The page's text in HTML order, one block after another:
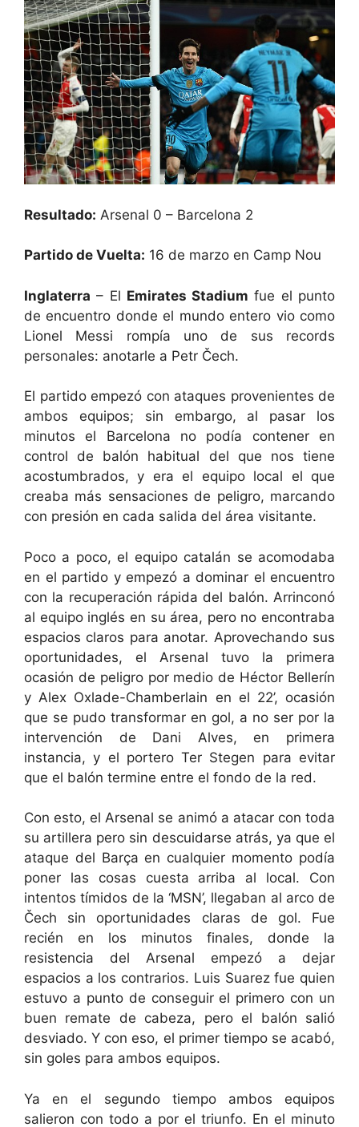
Resultado: Arsenal 0 – Barcelona 2
Partido de Vuelta: 16 de marzo en Camp Nou
Inglaterra – El Emirates Stadium fue el punto
de encuentro donde el mundo entero vio como
Lionel Messi rompía uno de sus records
personales: anotarle a Petr Čech.
El partido empezó con ataques provenientes de
ambos equipos; sin embargo, al pasar los
minutos el Barcelona no podía contener en
control de balón habitual del que nos tiene
acostumbrados, y era el equipo local el que
creaba más sensaciones de peligro, marcando
con presión en cada salida del área visitante.
Poco a poco, el equipo catalán se acomodaba
en el partido y empezó a dominar el encuentro
con la recuperación rápida del balón. Arrinconó
al equipo inglés en su área, pero no encontraba
espacios claros para anotar. Aprovechando sus
oportunidades, el Arsenal tuvo la primera
ocasión de peligro por medio de Héctor Bellerín
y Alex Oxlade-Chamberlain en el 22’, ocasión
que se pudo transformar en gol, a no ser por la
intervención de Dani Alves, en primera
instancia, y el portero Ter Stegen para evitar
que el balón termine entre el fondo de la red.
Con esto, el Arsenal se animó a atacar con toda
su artillera pero sin descuidarse atrás, ya que el
ataque del Barça en cualquier momento podía
poner las cosas cuesta arriba al local. Con
intentos tímidos de la ‘MSN’, llegaban al arco de
Čech sin oportunidades claras de gol. Fue
recién en los minutos finales, donde la
resistencia del Arsenal empezó a dejar
espacios a los contrarios. Luis Suarez fue quien
estuvo a punto de conseguir el primero con un
buen remate de cabeza, pero el balón salió
desviado. Y con eso, el primer tiempo se acabó,
sin goles para ambos equipos.
Ya en el segundo tiempo ambos equipos
salieron con todo a por el triunfo. En el minuto